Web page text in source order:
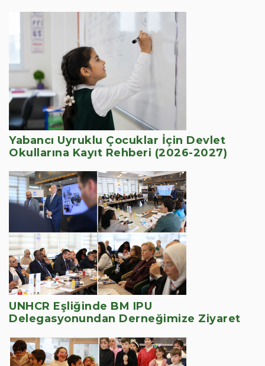
Yabancı Uyruklu Çocuklar İçin Devlet
Okullarına Kayıt Rehberi (2026-2027)
UNHCR Eşliğinde BM IPU
Delegasyonundan Derneğimize Ziyaret